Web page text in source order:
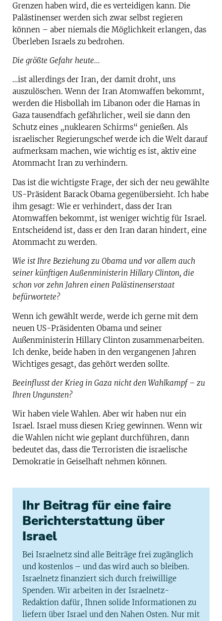
Grenzen haben wird, die es verteidigen kann. Die
Palästinenser werden sich zwar selbst regieren
können – aber niemals die Möglichkeit erlangen, das
Überleben Israels zu bedrohen.
Die größte Gefahr heute…
…ist allerdings der Iran, der damit droht, uns
auszulöschen. Wenn der Iran Atomwaffen bekommt,
werden die Hisbollah im Libanon oder die Hamas in
Gaza tausendfach gefährlicher, weil sie dann den
Schutz eines „nuklearen Schirms“ genießen. Als
israelischer Regierungschef werde ich die Welt darauf
aufmerksam machen, wie wichtig es ist, aktiv eine
Atommacht Iran zu verhindern.
Das ist die wichtigste Frage, der sich der neu gewählte
US-Präsident Barack Obama gegenübersieht. Ich habe
ihm gesagt: Wie er verhindert, dass der Iran
Atomwaffen bekommt, ist weniger wichtig für Israel.
Entscheidend ist, dass er den Iran daran hindert, eine
Atommacht zu werden.
Wie ist Ihre Beziehung zu Obama und vor allem auch
seiner künftigen Außenministerin Hillary Clinton, die
schon vor zehn Jahren einen Palästinenserstaat
befürwortete?
Wenn ich gewählt werde, werde ich gerne mit dem
neuen US-Präsidenten Obama und seiner
Außenministerin Hillary Clinton zusammenarbeiten.
Ich denke, beide haben in den vergangenen Jahren
Wichtiges gesagt, das gehört werden sollte.
Beeinflusst der Krieg in Gaza nicht den Wahlkampf – zu
Ihren Ungunsten?
Wir haben viele Wahlen. Aber wir haben nur ein
Israel. Israel muss diesen Krieg gewinnen. Wenn wir
die Wahlen nicht wie geplant durchführen, dann
bedeutet das, dass die Terroristen die israelische
Demokratie in Geiselhaft nehmen können.
Ihr Beitrag für eine faire
Berichterstattung über
Israel
Bei Israelnetz sind alle Beiträge frei zugänglich
und kostenlos – und das wird auch so bleiben.
Israelnetz finanziert sich durch freiwillige
Spenden. Wir arbeiten in der Israelnetz-
Redaktion dafür, Ihnen solide Informationen zu
liefern über Israel und den Nahen Osten. Nur mit